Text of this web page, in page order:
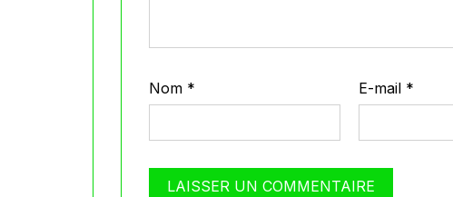
Nom * E-mail *